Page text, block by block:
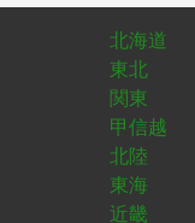
北海道
東北
関東
甲信越
北陸
東海
近畿